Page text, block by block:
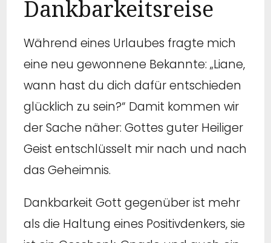
Dankbarkeitsreise
Während eines Urlaubes fragte mich
eine neu gewonnene Bekannte: „Liane,
wann hast du dich dafür entschieden
glücklich zu sein?“ Damit kommen wir
der Sache näher: Gottes guter Heiliger
Geist entschlüsselt mir nach und nach
das Geheimnis.
Dankbarkeit Gott gegenüber ist mehr
als die Haltung eines Positivdenkers, sie